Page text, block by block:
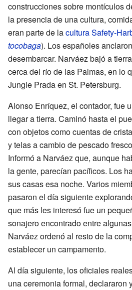
construcciones sobre montículos
la presencia de una cultura,
eran parte de lacultura Safety-
tocobaga). Los españoles
desembarcar. Narváez bajó a
cerca del río de las Palmas, en lo
Jungle Prada en St. Petersburg.
Alonso Enríquez, el contador, fue
llegar a tierra. Caminó hasta el
con objetos como cuentas de
y telas a cambio de pescado
Informó a Narváez que, aunque
la gente, parecían pacíficos. Los
sus casas esa noche. Varios
pasaron el día siguiente
que más les interesó fue un
sonajero encontrado entre
Narváez ordenó al resto de la
establecer un campamento.
Al día siguiente, los oficiales
una ceremonia formal, declararon